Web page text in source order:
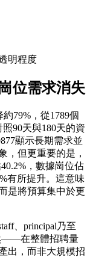
明程度
位需求消失
79%，從1789個
90天與180天的資
顯示長期需求並
，但更重要的是，
，數據崗位佔
有所提升。這意味
是將預算集中於更
、principal乃至
——在整體招聘量
出，而非大規模招